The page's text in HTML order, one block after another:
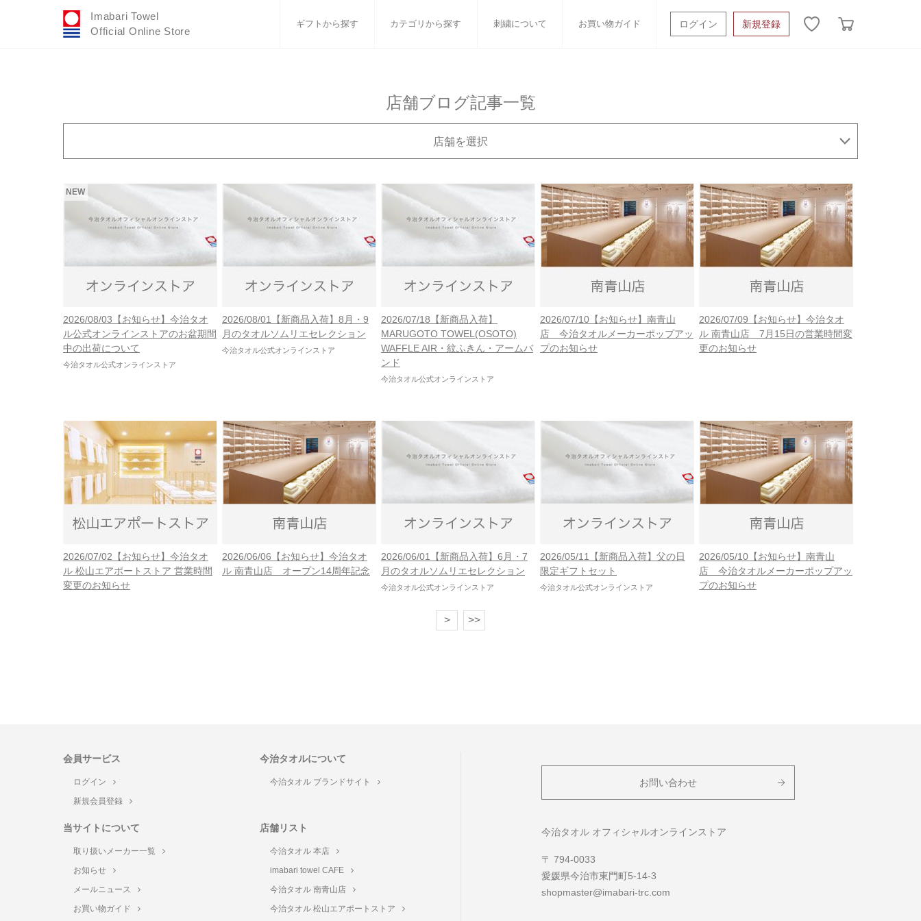
Imabari Towel
Official Online Store
ギフトから探す カテゴリから探す 刺繍について お買い物ガイド ログイン 新規登録
刺繍
店舗ブログ記事一覧
店舗を選択
NEW
2026/08/03【お知らせ】今治タオ
ル公式オンラインストアのお盆期間
中の出荷について
今治タオル公式オンラインストア
2026/08/01【新商品入荷】8月・9
月のタオルソムリエセレクション
今治タオル公式オンラインストア
2026/07/18【新商品入荷】
MARUGOTO TOWEL(OSOTO)
WAFFLE AIR・紋ふきん・アームバ
ンド
今治タオル公式オンラインストア
2026/07/10【お知らせ】南青山
店 今治タオルメーカーポップアッ
プのお知らせ
2026/07/09【お知らせ】今治タオ
ル 南青山店 7月15日の営業時間変
更のお知らせ
2026/07/02【お知らせ】今治タオ
ル 松山エアポートストア 営業時間
変更のお知らせ
2026/06/06【お知らせ】今治タオ
ル 南青山店 オープン14周年記念
2026/06/01【新商品入荷】6月・7
月のタオルソムリエセレクション
今治タオル公式オンラインストア
2026/05/11【新商品入荷】父の日
限定ギフトセット
今治タオル公式オンラインストア
2026/05/10【お知らせ】南青山
店 今治タオルメーカーポップアッ
プのお知らせ
>>
会員サービス
ログイン
新規会員登録
今治タオルについて
今治タオル ブランドサイト
当サイトについて
取り扱いメーカー一覧
お知らせ
メールニュース
お買い物ガイド
店舗リスト
今治タオル 本店
imabari towel CAFE
今治タオル 南青山店
今治タオル 松山エアポートストア
お問い合わせ
今治タオル オフィシャルオンラインストア
〒 794-0033
愛媛県今治市東門町5-14-3
shopmaster@imabari-trc.com